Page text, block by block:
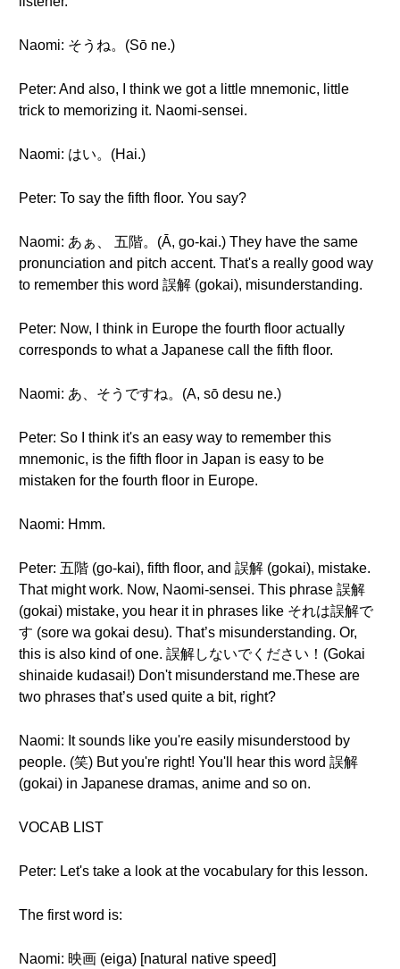
Naomi: そうね。(Sō ne.)
Peter: And also, I think we got a little mnemonic, little
trick to memorizing it. Naomi-sensei.
Naomi: はい。(Hai.)
Peter: To say the fifth floor. You say?
Naomi: あぁ、 五階。(Ā, go-kai.) They have the same
pronunciation and pitch accent. That's a really good way
to remember this word 誤解 (gokai), misunderstanding.
Peter: Now, I think in Europe the fourth floor actually
corresponds to what a Japanese call the fifth floor.
Naomi: あ、そうですね。(A, sō desu ne.)
Peter: So I think it's an easy way to remember this
mnemonic, is the fifth floor in Japan is easy to be
mistaken for the fourth floor in Europe.
Naomi: Hmm.
Peter: 五階 (go-kai), fifth floor, and 誤解 (gokai), mistake.
That might work. Now, Naomi-sensei. This phrase 誤解
(gokai) mistake, you hear it in phrases like それは誤解で
す (sore wa gokai desu). That’s misunderstanding. Or,
this is also kind of one. 誤解しないでください！(Gokai
shinaide kudasai!) Don't misunderstand me.These are
two phrases that’s used quite a bit, right?
Naomi: It sounds like you're easily misunderstood by
people. (笑) But you're right! You'll hear this word 誤解
(gokai) in Japanese dramas, anime and so on.
VOCAB LIST
Peter: Let's take a look at the vocabulary for this lesson.
The first word is:
Naomi: 映画 (eiga) [natural native speed]